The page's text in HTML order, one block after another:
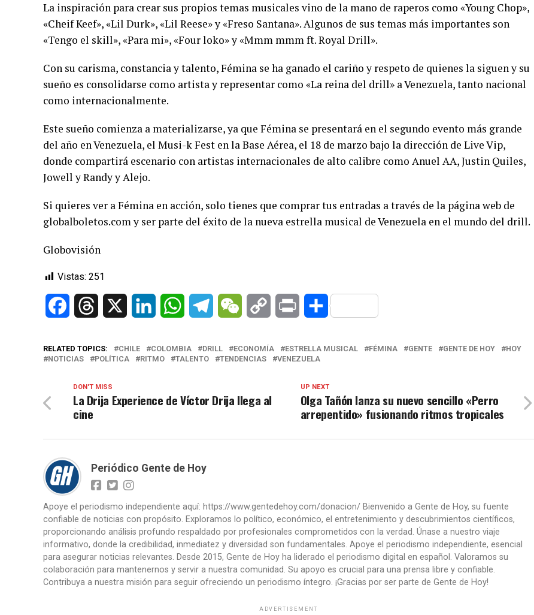
La inspiración para crear sus propios temas musicales vino de la mano de raperos como «Young Chop»,
«Cheif Keef», «Lil Durk», «Lil Reese» y «Freso Santana». Algunos de sus temas más importantes son
«Tengo el skill», «Para mi», «Four loko» y «Mmm mmm ft. Royal Drill».
Con su carisma, constancia y talento, Fémina se ha ganado el cariño y respeto de quienes la siguen y su
sueño es consolidarse como artista y representar como «La reina del drill» a Venezuela, tanto nacional
como internacionalmente.
Este sueño comienza a materializarse, ya que Fémina se presentará en el segundo evento más grande
del año en Venezuela, el Musi-k Fest en la Base Aérea, el 18 de marzo bajo la dirección de Live Vip,
donde compartirá escenario con artistas internacionales de alto calibre como Anuel AA, Justin Quiles,
Jowell y Randy y Alejo.
Si quieres ver a Fémina en acción, solo tienes que comprar tus entradas a través de la página web de
globalboletos.com y ser parte del éxito de la nueva estrella musical de Venezuela en el mundo del drill.
Globovisión
Vistas: 251
FacebookThreads LinkedIn WhatsAppTelegramWeChat Copy Print Compartir
RELATED TOPICS: CHILE COLOMBIA DRILL ECONOMÍA ESTRELLA MUSICAL FÉMINA GENTE GENTE DE HOY
HOY
NOTICIAS
POLÍTICA RITMO TALENTO TENDENCIAS VENEZUELA
UP NEXT
Olga Tañón lanza su nuevo sencillo «Perro
arrepentido» fusionando ritmos tropicales
DON'T MISS
La Drija Experience de Víctor Drija llega al
cine
Periódico Gente de Hoy
Apoye el periodismo independiente aquí: https://www.gentedehoy.com/donacion/ Bienvenido a Gente de Hoy, su fuente
confiable de noticias con propósito. Exploramos lo político, económico, el entretenimiento y descubrimientos científicos,
proporcionando análisis profundo respaldado por profesionales comprometidos con la verdad. Únase a nuestro viaje
informativo, donde la credibilidad, inmediatez y diversidad son fundamentales. Apoye el periodismo independiente, esencial
para asegurar noticias relevantes. Desde 2015, Gente de Hoy ha liderado el periodismo digital en español. Valoramos su
colaboración para mantenernos y servir a nuestra comunidad. Su apoyo es crucial para una prensa libre y confiable.
Contribuya a nuestra misión para seguir ofreciendo un periodismo íntegro. ¡Gracias por ser parte de Gente de Hoy!
ADVERTISEMENT